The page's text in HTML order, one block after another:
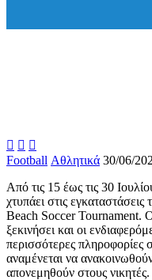
  
Football Αθλητικά 30/06/
Από τις 15 έως τις 30
χτυπάει στις
Beach Soccer Tournament.
ξεκινήσει και οι
περισσότερες πληροφορίες
αναμένεται να
απονεμηθούν στους νικητές.